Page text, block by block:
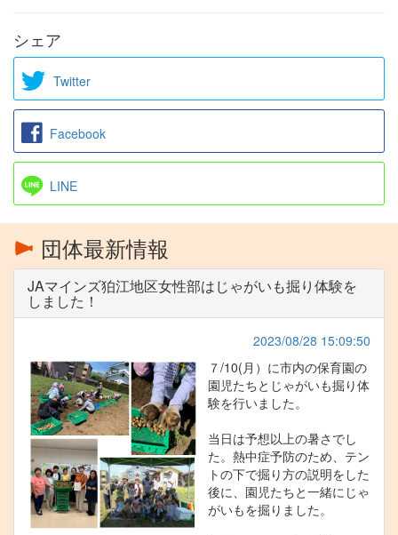
シェア
Twitter
Facebook
LINE
団体最新情報
JAマインズ狛江地区女性部はじゃがいも掘り体験を
しました！
2023/08/28 15:09:50
７/10(月）に市内の保育園の
園児たちとじゃがいも掘り体
験を行いました。
当日は予想以上の暑さでし
た。熱中症予防のため、テン
トの下で掘り方の説明をした
後に、園児たちと一緒にじゃ
がいもを掘りました。